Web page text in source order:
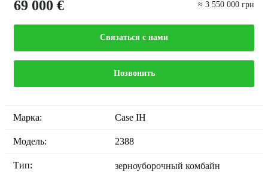
69 000 € ≈ 3 550 000 грн
Связаться с нами
Позвонить
Марка: Case IH
Модель: 2388
Тип: зерноуборочный комбайн